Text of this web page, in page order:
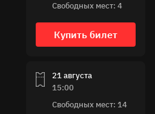
Свободных мест: 4
Купить билет
21 августа
15:00
Свободных мест: 14